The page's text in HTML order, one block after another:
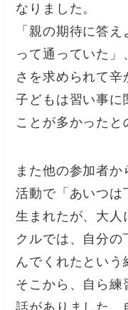
なりました。
「親の期待に答
って通っていた」
さを求められて辛
子どもは習い事に
ことが多かったと
また他の参加者
活動で「あいつは
生まれたが、大人
クルでは、自分の
んでくれたという
そこから、自ら練
話がありました。